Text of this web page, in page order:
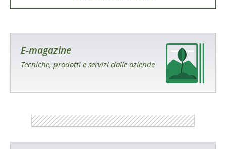
E-magazine
Tecniche, prodotti e servizi dalle aziende